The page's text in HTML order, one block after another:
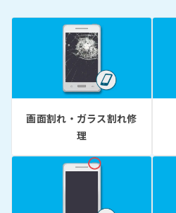
画面割れ・ガラス割れ修
理